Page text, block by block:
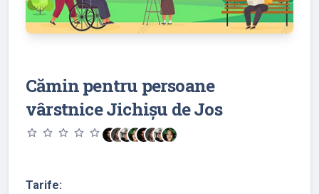
Cămin pentru persoane
vârstnice Jichișu de Jos
star_outline star_outline star_outline star_outline star_outline
Tarife: